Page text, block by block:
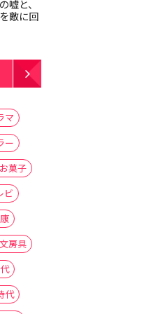
嘘と、
敵に回
マ
ー
お菓子
ビ
文房具
代